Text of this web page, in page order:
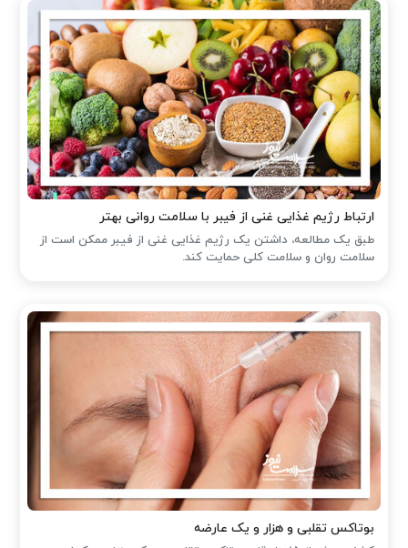
ارتباط رژیم غذایی غنی از فیبر با سلامت روانی بهتر
طبق یک مطالعه، داشتن یک رژیم غذایی غنی از فیبر ممکن است از
سلامت روان و سلامت کلی حمایت کند.
بوتاکس تقلبی و هزار و یک عارضه